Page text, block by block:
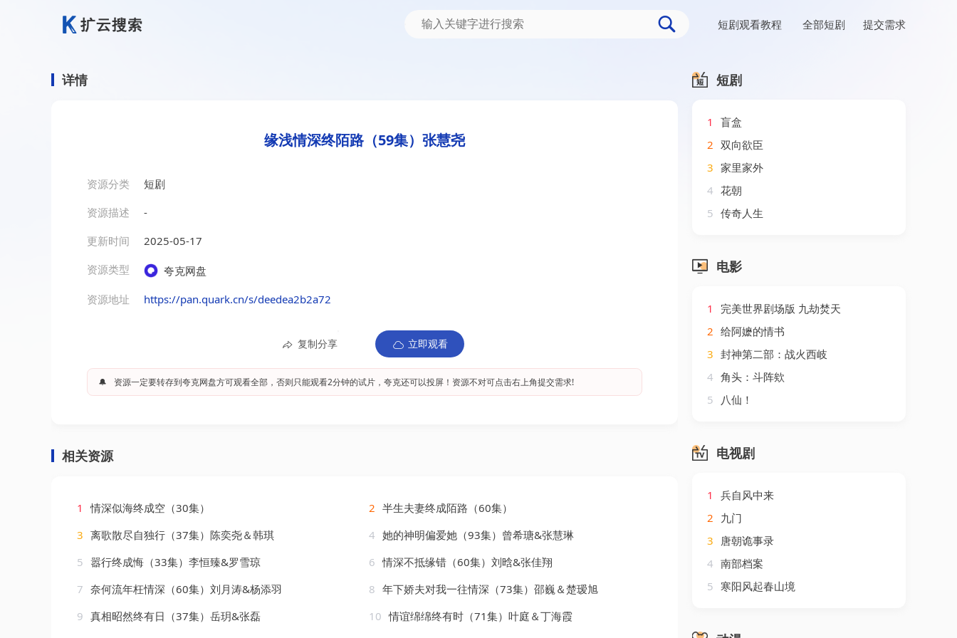
短剧观看教程 全部短剧 提交需求
详情
缘浅情深终陌路（59集）张慧尧
资源分类
短剧
资源描述
-
更新时间
2025-05-17
资源类型
夸克网盘
资源地址
https://pan.quark.cn/s/deedea2b2a72
复制分享 立即观看
🔔 资源一定要转存到夸克网盘方可观看全部，否则只能观看2分钟的试片，夸克还可以投屏！资源不对可点击右上角提交需求!
相关资源
1 情深似海终成空（30集） 2 半生夫妻终成陌路（60集）
3 离歌散尽自独行（37集）陈奕尧＆韩琪 4 她的神明偏爱她（93集）曾希瑭&张慧琳
5 嚣行终成悔（33集）李恒臻&罗雪琼 6 情深不抵缘错（60集）刘晗&张佳翔
7 奈何流年枉情深（60集）刘月涛&杨添羽 8 年下娇夫对我一往情深（73集）邵巍＆楚瑷旭
9 真相昭然终有日（37集）岳玥&张磊 10 情谊绵绵终有时（71集）叶庭＆丁海霞
短剧
1
盲盒
2 双向欲臣
3 家里家外
4 花朝
5 传奇人生
电影
1
完美世界剧场版 九劫焚天
2 给阿嬷的情书
3 封神第二部：战火西岐
4 角头：斗阵欸
5
八仙！
电视剧
1
兵自风中来
2 九门
3 唐朝诡事录
4 南部档案
5 寒阳风起春山境